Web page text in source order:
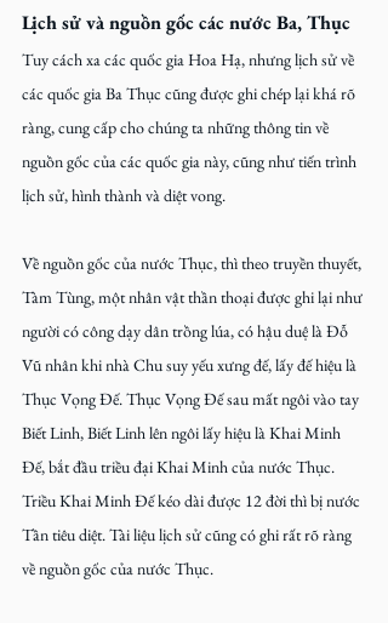
Lịch sử và nguồn gốc các nước Ba, Thục
Tuy cách xa các quốc gia Hoa Hạ, nhưng lịch sử về
các quốc gia Ba Thục cũng được ghi chép lại khá rõ
ràng, cung cấp cho chúng ta những thông tin về
nguồn gốc của các quốc gia này, cũng như tiến trình
lịch sử, hình thành và diệt vong.
Về nguồn gốc của nước Thục, thì theo truyền thuyết,
Tàm Tùng, một nhân vật thần thoại được ghi lại như
người có công dạy dân trồng lúa, có hậu duệ là Đỗ
Vũ nhân khi nhà Chu suy yếu xưng đế, lấy đế hiệu là
Thục Vọng Đế. Thục Vọng Đế sau mất ngôi vào tay
Biết Linh, Biết Linh lên ngôi lấy hiệu là Khai Minh
Đế, bắt đầu triều đại Khai Minh của nước Thục.
Triều Khai Minh Đế kéo dài được 12 đời thì bị nước
Tần tiêu diệt. Tài liệu lịch sử cũng có ghi rất rõ ràng
về nguồn gốc của nước Thục.